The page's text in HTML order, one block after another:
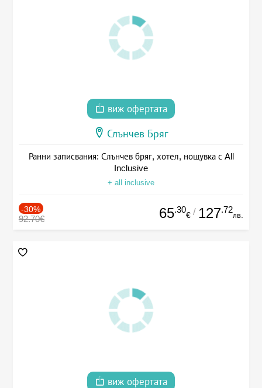
виж офертата
Слънчев Бряг
Ранни записвания: Слънчев бряг, хотел, нощувка с All
Inclusive
+ all inclusive
-30%
92.70€ 65.30
€ / 127.72
лв.
виж офертата